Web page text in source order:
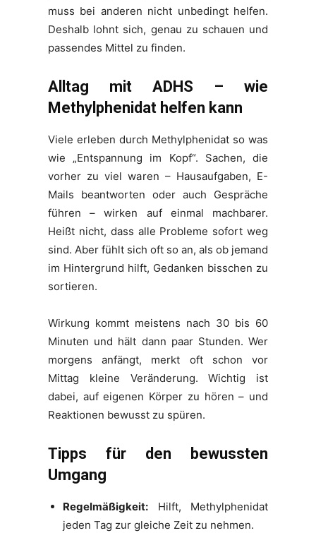
muss bei anderen nicht unbedingt helfen.
Deshalb lohnt sich, genau zu schauen und
passendes Mittel zu finden.
Alltag mit ADHS – wie
Methylphenidat helfen kann
Viele erleben durch Methylphenidat so was
wie „Entspannung im Kopf“. Sachen, die
vorher zu viel waren – Hausaufgaben, E-
Mails beantworten oder auch Gespräche
führen – wirken auf einmal machbarer.
Heißt nicht, dass alle Probleme sofort weg
sind. Aber fühlt sich oft so an, als ob jemand
im Hintergrund hilft, Gedanken bisschen zu
sortieren.
Wirkung kommt meistens nach 30 bis 60
Minuten und hält dann paar Stunden. Wer
morgens anfängt, merkt oft schon vor
Mittag kleine Veränderung. Wichtig ist
dabei, auf eigenen Körper zu hören – und
Reaktionen bewusst zu spüren.
Tipps für den bewussten
Umgang
Regelmäßigkeit: Hilft, Methylphenidat
jeden Tag zur gleiche Zeit zu nehmen.